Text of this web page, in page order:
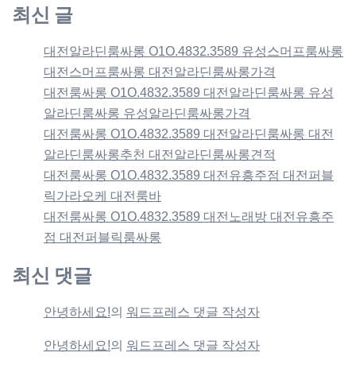
최신 글
대전알라딘룸싸롱 O1O.4832.3589 유성스머프룸싸롱
대전스머프룸싸롱 대전알라딘룸싸롱가격
대전룸싸롱 O1O.4832.3589 대전알라딘룸싸롱 유성
알라딘룸싸롱 유성알라딘룸싸롱가격
대전룸싸롱 O1O.4832.3589 대전알라딘룸싸롱 대전
알라딘룸싸롱추천 대전알라딘룸싸롱견적
대전룸싸롱 O1O.4832.3589 대전유흥주점 대전퍼블
릭가라오케 대전룸바
대전룸싸롱 O1O.4832.3589 대전노래방 대전유흥주
점 대전퍼블릭룸싸롱
최신 댓글
안녕하세요!의 워드프레스 댓글 작성자
안녕하세요!의 워드프레스 댓글 작성자